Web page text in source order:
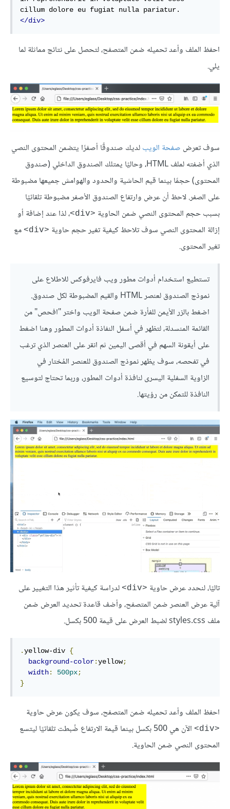
</div>
احفظ الملف وأعد تحميله ضمن المتصفح، لتحصل على نتائج مماثلة لما
يلي.
سوف تعرض صفحة الويبلديك صندوقًا أصفرًا يتضمن المحتوى النصي
الذي أضفته لملف HTML، وحاليًا يمتلك الصندوق الداخلي (صندوق
المحتوى) حجمًا بينما قيم الحاشية والحدود والهوامش جميعها مضبوطة
على الصفر. لاحظ أن عرض وارتفاع الصندوق الأصفر مضبوطة تلقائيًا
بسبب حجم المحتوى النصي ضمن الحاوية <div>
، لذا عند إضافة أو
إزالة المحتوى النصي سوف تلاحظ كيفية تغير حجم حاوية <div>
مع
تغير المحتوى.
تستطيع استخدام أدوات مطور ويب فايرفوكس للاطلاع على
نموذج الصندوق لعنصر HTML والقيم المضبوطة لكل صندوق.
اضغط بالزر الأيمن للفأرة ضمن صفحة الويب واختر "افحص" من
القائمة المنسدلة، لتظهر في أسفل النفاذة أدوات المطور وهنا اضغط
على أيقونة السهم في أقصى اليمين ثم انقر على العنصر الذي ترغب
في تفحصه، سوف يظهر نموذج الصندوق للعنصر المُختار في
الزاوية السفلية اليسرى لنافذة أدوات المطور، وربما تحتاج لتوسيع
النافذة للتمكن من رؤيتها.
تاليًا، لنحدد عرض حاوية <div>
لدراسة كيفية تأثير هذا التغيير على
آلية عرض العنصر ضمن المتصفح، وأضف قاعدة تحديد العرض ضمن
ملف styles.css لضبط العرض على قيمة 500 بكسل.
.yellow-div {
background-color:yellow;
width: 500px;
}
احفظ الملف وأعد تحميله ضمن المتصفح، سوف يكون عرض حاوية
<div>
الآن هي 500 بكسل بينما قيمة الارتفاع ضُبطت تلقائيًا ليتسع
المحتوى النصي ضمن الحاوية.